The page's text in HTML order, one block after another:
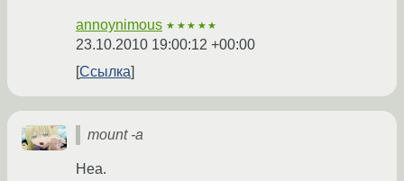
annoynimous ★★★★★
23.10.2010 19:00:12 +00:00
Ссылка
mount -a
Неа.